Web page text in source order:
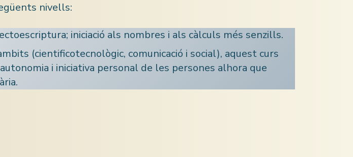
nivells:
iniciació als nombres i als càlculs més senzills.
(cientificotecnològic, comunicació i social), aquest curs
i iniciativa personal de les persones alhora que